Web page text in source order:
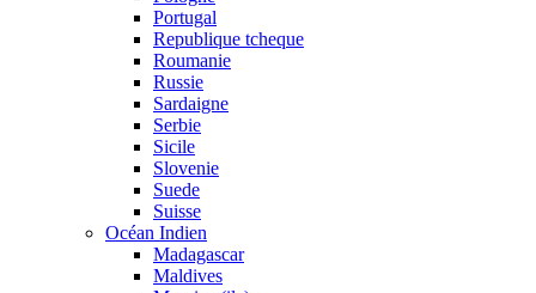
Portugal
Republique tcheque
Roumanie
Russie
Sardaigne
Serbie
Sicile
Slovenie
Suede
Suisse
Océan Indien
Madagascar
Maldives